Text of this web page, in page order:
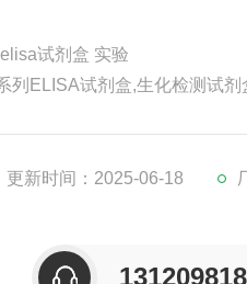
试剂盒 实验
列ELISA试剂盒,生化检测试剂
更新时间：2025-06-18